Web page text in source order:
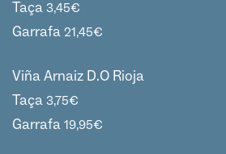
Taça 3,45€
Garrafa 21,45€
Viña Arnaiz D.O Rioja
Taça 3,75€
Garrafa 19,95€